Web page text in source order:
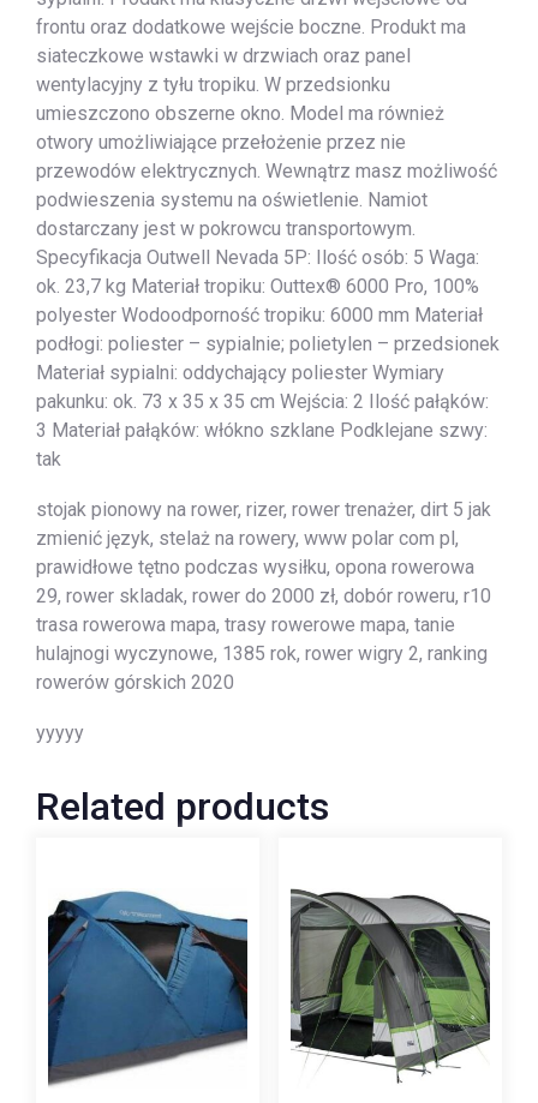
frontu oraz dodatkowe wejście boczne. Produkt ma
siateczkowe wstawki w drzwiach oraz panel
wentylacyjny z tyłu tropiku. W przedsionku
umieszczono obszerne okno. Model ma również
otwory umożliwiające przełożenie przez nie
przewodów elektrycznych. Wewnątrz masz możliwość
podwieszenia systemu na oświetlenie. Namiot
dostarczany jest w pokrowcu transportowym.
Specyfikacja Outwell Nevada 5P: Ilość osób: 5 Waga:
ok. 23,7 kg Materiał tropiku: Outtex® 6000 Pro, 100%
polyester Wodoodporność tropiku: 6000 mm Materiał
podłogi: poliester – sypialnie; polietylen – przedsionek
Materiał sypialni: oddychający poliester Wymiary
pakunku: ok. 73 x 35 x 35 cm Wejścia: 2 Ilość pałąków:
3 Materiał pałąków: włókno szklane Podklejane szwy:
tak
stojak pionowy na rower, rizer, rower trenażer, dirt 5 jak
zmienić język, stelaż na rowery, www polar com pl,
prawidłowe tętno podczas wysiłku, opona rowerowa
29, rower skladak, rower do 2000 zł, dobór roweru, r10
trasa rowerowa mapa, trasy rowerowe mapa, tanie
hulajnogi wyczynowe, 1385 rok, rower wigry 2, ranking
rowerów górskich 2020
yyyyy
Related products